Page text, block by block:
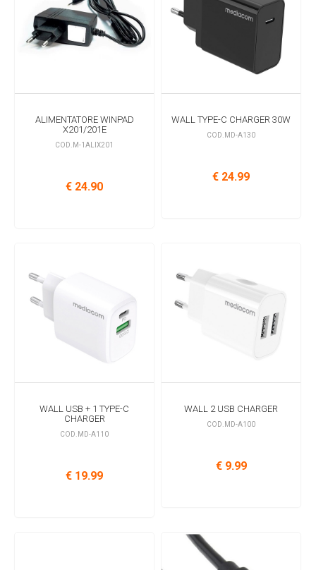
ALIMENTATORE WINPAD
X201/201E
COD.M-1ALIX201
€ 24.90
WALL TYPE-C CHARGER 30W
COD.MD-A130
€ 24.99
WALL USB + 1 TYPE-C
CHARGER
COD.MD-A110
€ 19.99
WALL 2 USB CHARGER
COD.MD-A100
€ 9.99